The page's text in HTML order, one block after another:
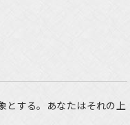
とする。あなたはそれの上